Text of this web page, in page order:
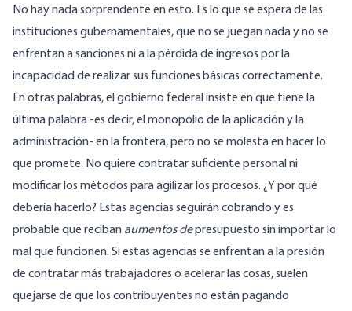
No hay nada sorprendente en esto. Es lo que se espera de las
instituciones gubernamentales, que no se juegan nada y no se
enfrentan a sanciones ni a la pérdida de ingresos por la
incapacidad de realizar sus funciones básicas correctamente.
En otras palabras, el gobierno federal insiste en que tiene la
última palabra -es decir, el monopolio de la aplicación y la
administración- en la frontera, pero no se molesta en hacer lo
que promete. No quiere contratar suficiente personal ni
modificar los métodos para agilizar los procesos. ¿Y por qué
debería hacerlo? Estas agencias seguirán cobrando y es
probable que reciban aumentos depresupuesto sin importar lo
mal que funcionen. Si estas agencias se enfrentan a la presión
de contratar más trabajadores o acelerar las cosas, suelen
quejarse de que los contribuyentes no están pagando